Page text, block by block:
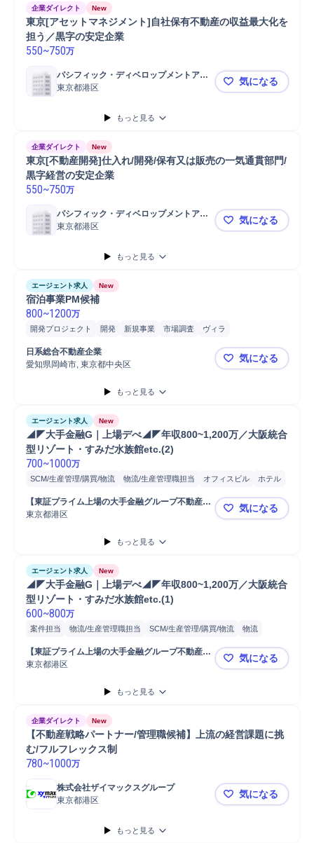
企業ダイレクト New
東京[アセットマネジメント]自社保有不動産の収益最大化を
担う／黒字の安定企業
550~750万
パシフィック・ディベロップメントアン
ドマネージメント株式会社
東京都港区 東京[アセッ
気になる
もっと見る
企業ダイレクト New
東京[不動産開発]仕入れ/開発/保有又は販売の一気通貫部門/
黒字経営の安定企業
550~750万
パシフィック・ディベロップメントアン
ドマネージメント株式会社
東京都港区 東京[不動産
気になる
もっと見る
エージェント求人 New
宿泊事業PM候補
800~1200万
開発プロジェクト 開発 新規事業 市場調査
ヴィラ
プロジェクトマネジメント
日系総合不動産企業
愛知県岡崎市, 東京都中央区
宿泊事業
気になる
もっと見る
エージェント求人 New
◢◤大手金融G｜上場デべ◢◤年収800~1,200万／大阪統合
型リゾート・すみだ水族館etc.(2)
700~1000万
SCM/生産管理/購買/物流 物流/生産管理職担当 オフィスビル
ホテル
物流
商業施設 開発 案件担当 物流施設 用地
用地仕入れ
【東証プライム上場の大手金融グループ不動産会
社】
東京都港区 ◢◤大手金
気になる
もっと見る
エージェント求人 New
◢◤大手金融G｜上場デべ◢◤年収800~1,200万／大阪統合
型リゾート・すみだ水族館etc.(1)
600~800万
案件担当 物流/生産管理職担当 SCM/生産管理/購買/物流
物流
ホテル
商業施設 オフィスビル 物流施設
用地
法人営業
コンサルティング業務
【東証プライム上場の大手金融グループ不動産会
社】
東京都港区 ◢◤大手金
気になる
もっと見る
企業ダイレクト New
【不動産戦略パートナー/管理職候補】上流の経営課題に挑
む/フルフレックス制
780~1000万
株式会社ザイマックスグループ
東京都港区
【不動産戦
気になる
もっと見る